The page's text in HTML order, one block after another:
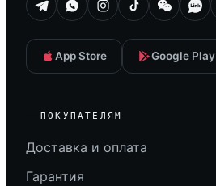
App Store Google Play
ПОКУПАТЕЛЯМ
Доставка и оплата
Гарантия